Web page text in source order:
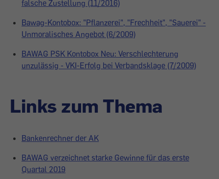
falsche Zustellung (11/2016)
Bawag-Kontobox: "Pflanzerei", "Frechheit", "Sauerei" -
Unmoralisches Angebot (6/2009)
BAWAG PSK Kontobox Neu: Verschlechterung
unzulässig - VKI-Erfolg bei Verbandsklage (7/2009)
Links zum Thema
Bankenrechner der AK
BAWAG verzeichnet starke Gewinne für das erste
Quartal 2019